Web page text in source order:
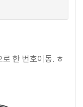
한 번호이동. ㅎ